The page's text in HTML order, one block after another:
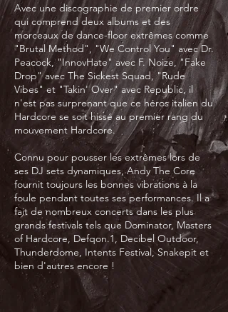
Avec une discographie de premier ordre
qui comprend deux albums et des
morceaux de dance-floor extrêmes comme
"Brutal Method", "We Control You" avec Dr.
Peacock, "InnovHate" avec F. Noize, "Fake
Drop" avec The Sickest Squad, "Rude
Vibes" et "Takin' Over" avec Republic, il
n'est pas surprenant que ce héros italien du
Hardcore se soit hissé au premier rang du
mouvement Hardcore.
Connu pour pousser les extrêmes lors de
ses DJ sets dynamiques, Andy The Core
fournit toujours les bonnes vibrations à la
foule pendant toutes ses performances. Il a
fait de nombreux concerts dans les plus
grands festivals tels que Dominator, Masters
of Hardcore, Defqon.1, Decibel Outdoor,
Thunderdome, Intents Festival, Snakepit et
bien d'autres encore !